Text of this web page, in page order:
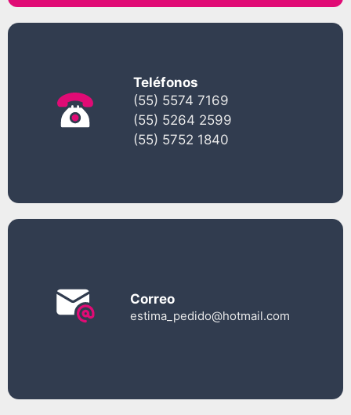
Teléfonos
(55) 5574 7169
(55) 5264 2599
(55) 5752 1840
Correo
estima_pedido@hotmail.com